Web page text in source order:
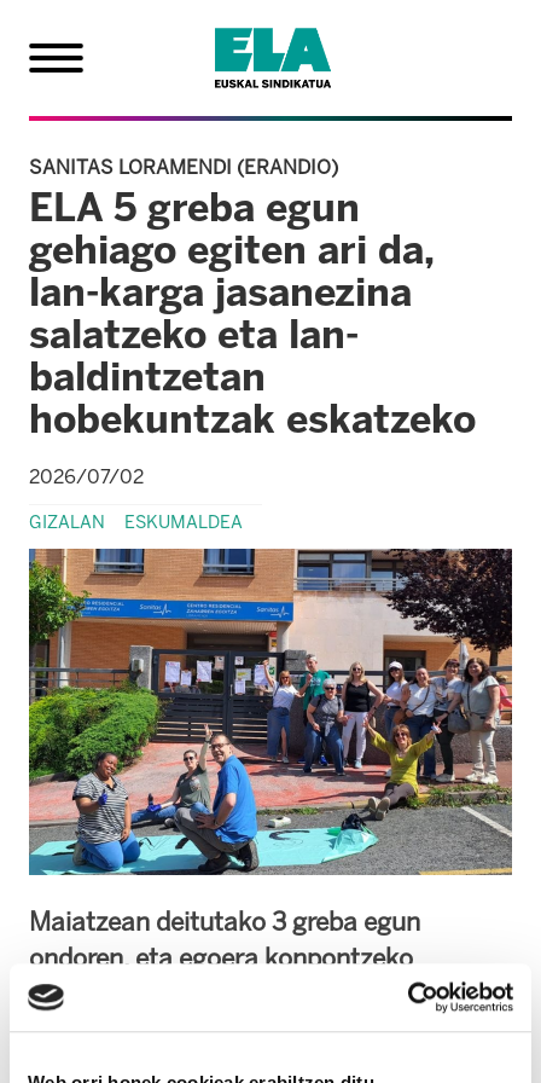
SANITAS LORAMENDI (ERANDIO)
ELA 5 greba egun
gehiago egiten ari da,
lan-karga jasanezina
salatzeko eta lan-
baldintzetan
hobekuntzak eskatzeko
2026/07/02
GIZALAN ESKUMALDEA
Maiatzean deitutako 3 greba egun
ondoren, eta egoera konpontzeko
enpresak hartutako neurri eskasen
ondoren, ELAk beste 5 greba egiten ari da